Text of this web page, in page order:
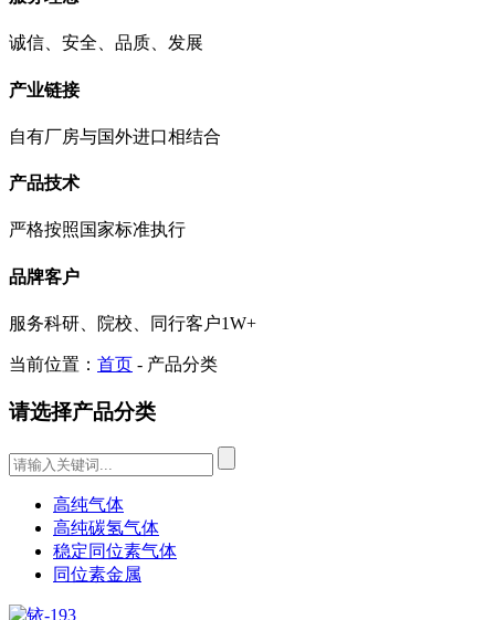
诚信、安全、品质、发展
产业链接
自有厂房与国外进口相结合
产品技术
严格按照国家标准执行
品牌客户
服务科研、院校、同行客户1W+
当前位置： 首页 - 产品分类
请选择产品分类
高纯气体
高纯碳氢气体
稳定同位素气体
同位素金属